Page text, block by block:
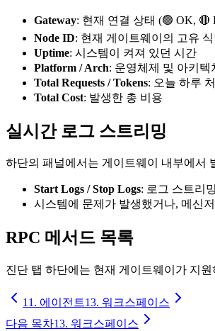
Gateway: 현재 연결 상태 (🟢 OK, 🔴
Node ID: 현재 게이트웨이의 고유
Uptime: 시스템이 켜져 있던 시간
Platform / Arch: 운영체제 및 아키텍
Total Requests / Tokens: 오늘 하루
Total Cost: 발생한 총 비용
실시간 로그 스트리밍
하단의 패널에서는 게이트웨이 내부에서
Start Logs / Stop Logs: 로그 스트리
시스템에 문제가 발생했거나, 메신
RPC 메서드 목록
진단 탭 하단에는 현재 게이트웨이가 지
11. 에이전트13. 워크스페이스
다음 목차13. 워크스페이스